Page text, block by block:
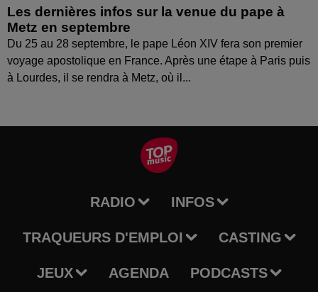
Les dernières infos sur la venue du pape à
Metz en septembre
Du 25 au 28 septembre, le pape Léon XIV fera son premier
voyage apostolique en France. Après une étape à Paris puis
à Lourdes, il se rendra à Metz, où il...
RADIO INFOS
TRAQUEURS D'EMPLOI CASTING
JEUX AGENDA PODCASTS